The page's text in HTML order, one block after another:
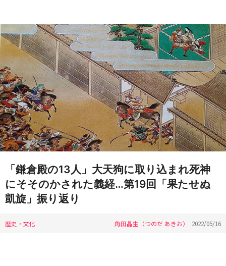
「鎌倉殿の13人」大天狗に取り込まれ死神
にそそのかされた義経…第19回「果たせぬ
凱旋」振り返り
歴史・文化 角田晶生（つのだ あきお） 2022/05/16